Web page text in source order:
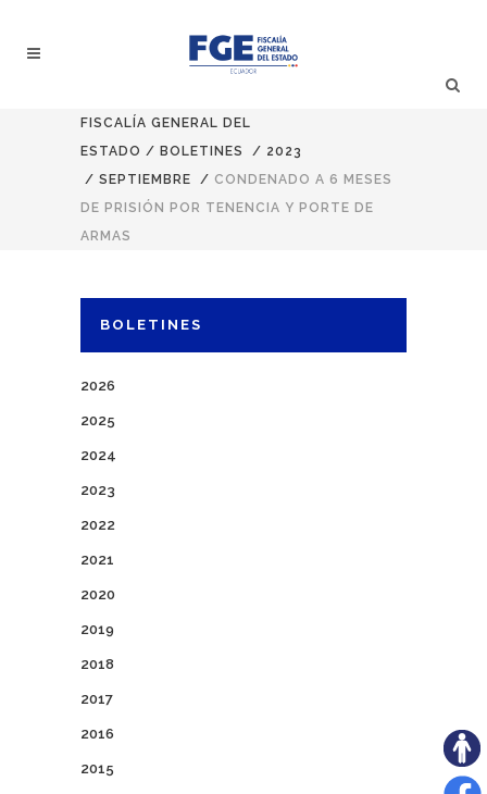
FISCALÍA GENERAL DEL
ESTADO / BOLETINES / 2023
/ SEPTIEMBRE / CONDENADO A 6 MESES
DE PRISIÓN POR TENENCIA Y PORTE DE
ARMAS
BOLETINES
2026
2025
2024
2023
2022
2021
2020
2019
2018
2017
2016
2015